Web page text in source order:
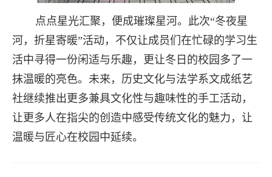
点点星光汇聚，便成璀璨星河。此次“冬夜星
河，折星寄暖”活动，不仅让成员们在忙碌的学习生
活中寻得一份闲适与乐趣，更让冬日的校园多了一
抹温暖的亮色。未来，历史文化与法学系文成纸艺
社继续推出更多兼具文化性与趣味性的手工活动，
让更多人在指尖的创造中感受传统文化的魅力，让
温暖与匠心在校园中延续。